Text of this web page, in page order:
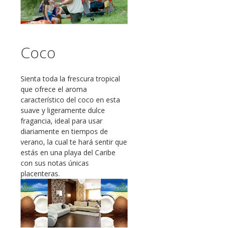
Coco
Sienta toda la frescura tropical
que ofrece el aroma
característico del coco en esta
suave y ligeramente dulce
fragancia, ideal para usar
diariamente en tiempos de
verano, la cual te hará sentir que
estás en una playa del Caribe
con sus notas únicas
placenteras.